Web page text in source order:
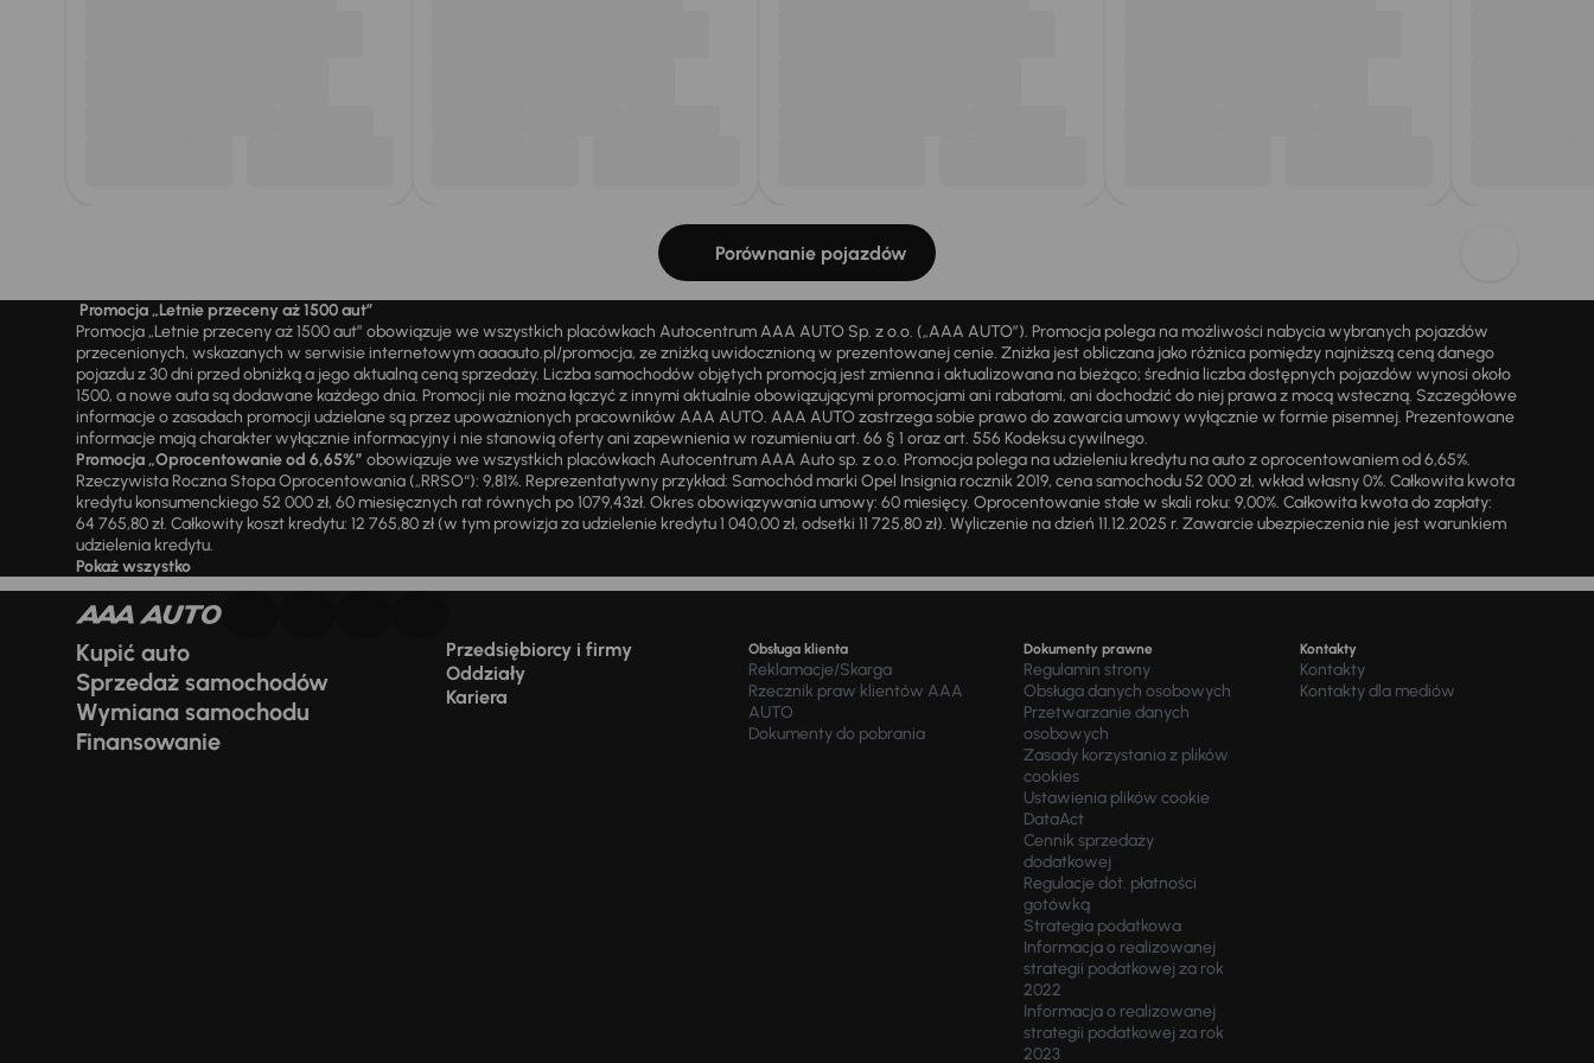
Porównanie pojazdów
Promocja „Letnie przeceny aż 1500 aut”
Promocja „Letnie przeceny aż 1500 aut” obowiązuje we wszystkich placówkach Autocentrum AAA AUTO Sp. z o.o. („AAA AUTO”). Promocja polega na możliwości nabycia wybranych pojazdów
przecenionych, wskazanych w serwisie internetowym aaaauto.pl/promocja, ze zniżką uwidocznioną w prezentowanej cenie. Zniżka jest obliczana jako różnica pomiędzy najniższą ceną danego
pojazdu z 30 dni przed obniżką a jego aktualną ceną sprzedaży. Liczba samochodów objętych promocją jest zmienna i aktualizowana na bieżąco; średnia liczba dostępnych pojazdów wynosi około
1500, a nowe auta są dodawane każdego dnia. Promocji nie można łączyć z innymi aktualnie obowiązującymi promocjami ani rabatami, ani dochodzić do niej prawa z mocą wsteczną. Szczegółowe
informacje o zasadach promocji udzielane są przez upoważnionych pracowników AAA AUTO. AAA AUTO zastrzega sobie prawo do zawarcia umowy wyłącznie w formie pisemnej. Prezentowane
informacje mają charakter wyłącznie informacyjny i nie stanowią oferty ani zapewnienia w rozumieniu art. 66 § 1 oraz art. 556 Kodeksu cywilnego.
Promocja „Oprocentowanie od 6,65%” obowiązuje we wszystkich placówkach Autocentrum AAA Auto sp. z o.o. Promocja polega na udzieleniu kredytu na auto z oprocentowaniem od 6,65%.
Rzeczywista Roczna Stopa Oprocentowania („RRSO“): 9,81%. Reprezentatywny przykład: Samochód marki Opel Insignia rocznik 2019, cena samochodu 52 000 zł, wkład własny 0%. Całkowita kwota
kredytu konsumenckiego 52 000 zł, 60 miesięcznych rat równych po 1079,43zł. Okres obowiązywania umowy: 60 miesięcy. Oprocentowanie stałe w skali roku: 9,00%. Całkowita kwota do zapłaty:
64 765,80 zł. Całkowity koszt kredytu: 12 765,80 zł (w tym prowizja za udzielenie kredytu 1 040,00 zł, odsetki 11 725,80 zł). Wyliczenie na dzień 11.12.2025 r. Zawarcie ubezpieczenia nie jest warunkiem
udzielenia kredytu.
Pokaż wszystko
Kupić auto
Sprzedaż samochodów
Wymiana samochodu
Finansowanie
Przedsiębiorcy i firmy
Oddziały
Kariera
Obsługa klienta
Reklamacje/Skarga
Rzecznik praw klientów AAA
AUTO
Dokumenty do pobrania
Dokumenty prawne
Regulamin strony
Obsługa danych osobowych
Przetwarzanie danych
osobowych
Zasady korzystania z plików
cookies
Ustawienia plików cookie
DataAct
Cennik sprzedaży
dodatkowej
Regulacje dot. płatności
gotówką
Strategia podatkowa
Informacja o realizowanej
strategii podatkowej za rok
2022
Informacja o realizowanej
strategii podatkowej za rok
2023
Kontakty
Kontakty
Kontakty dla mediów